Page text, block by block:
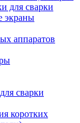
для сварки
экраны
аппаратов
сварки
коротких